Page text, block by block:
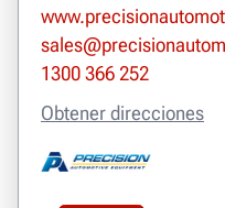
1300 366 252
Obtener direcciones